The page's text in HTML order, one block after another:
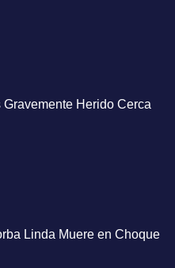
Herido Cerca
Linda Muere en Choque